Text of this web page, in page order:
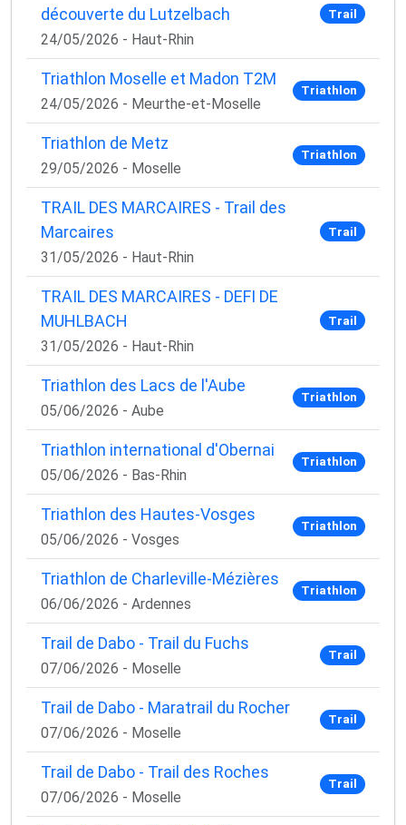
découverte du Lutzelbach
24/05/2026 - Haut-Rhin
Trail
Triathlon Moselle et Madon T2M
24/05/2026 - Meurthe-et-Moselle
Triathlon
Triathlon de Metz
29/05/2026 - Moselle
Triathlon
TRAIL DES MARCAIRES - Trail des
Marcaires
31/05/2026 - Haut-Rhin
Trail
TRAIL DES MARCAIRES - DEFI DE
MUHLBACH
31/05/2026 - Haut-Rhin
Trail
Triathlon des Lacs de l'Aube
05/06/2026 - Aube
Triathlon
Triathlon international d'Obernai
05/06/2026 - Bas-Rhin
Triathlon
Triathlon des Hautes-Vosges
05/06/2026 - Vosges
Triathlon
Triathlon de Charleville-Mézières
06/06/2026 - Ardennes
Triathlon
Trail de Dabo - Trail du Fuchs
07/06/2026 - Moselle
Trail
Trail de Dabo - Maratrail du Rocher
07/06/2026 - Moselle
Trail
Trail de Dabo - Trail des Roches
07/06/2026 - Moselle
Trail